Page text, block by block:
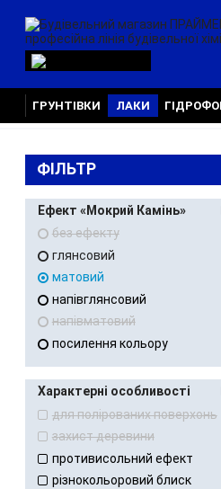
ГРУНТІВКИ ЛАКИ
ФІЛЬТР
Ефект «Мокрий Камінь»
без ефекту
глянсовий
матовий
напівглянсовий
напівматовий
посилення кольору
Характерні особливості
для полірованих поверхонь
захист деревини
противисольний ефект
різнокольоровий блиск